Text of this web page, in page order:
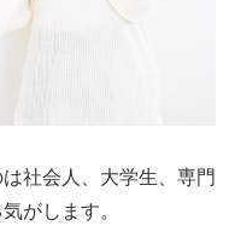
社会人、大学生、専門
がします。